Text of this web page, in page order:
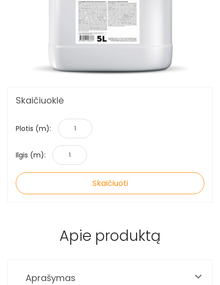
Skaičiuoklė
Plotis (m):
Ilgis (m):
Skaičiuoti
Apie produktą
Aprašymas